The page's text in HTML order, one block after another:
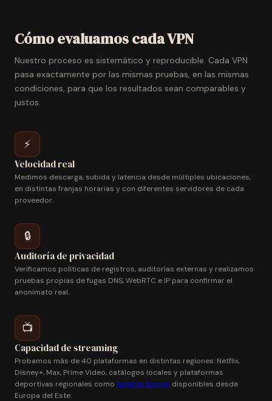
Cómo evaluamos cada VPN
Nuestro proceso es sistemático y reproducible. Cada VPN
pasa exactamente por las mismas pruebas, en las mismas
condiciones, para que los resultados sean comparables y
justos.
⚡
Velocidad real
Medimos descarga, subida y latencia desde múltiples ubicaciones,
en distintas franjas horarias y con diferentes servidores de cada
proveedor.
🔒
Auditoría de privacidad
Verificamos políticas de registros, auditorías externas y realizamos
pruebas propias de fugas DNS, WebRTC e IP para confirmar el
anonimato real.
📺
Capacidad de streaming
Probamos más de 40 plataformas en distintas regiones: Netflix,
Disney+, Max, Prime Video, catálogos locales y plataformas
deportivas regionales como Setanta Sports disponibles desde
Europa del Este.